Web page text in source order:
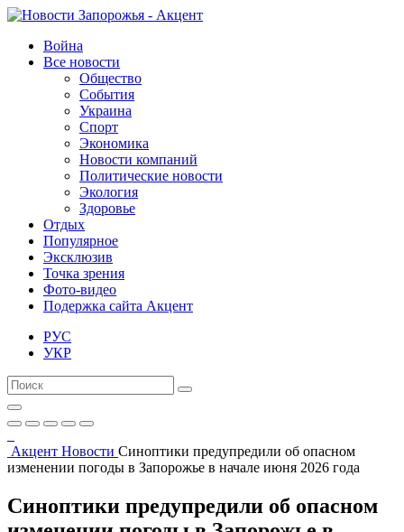
Война
Все новости
Общество
События
Украина
Спорт
Экономика
Новости компаний
Политические новости
Экология
Здоровье
Отдых
Популярное
Эксклюзив
Точка зрения
Фото-видео
Подержка сайта Акцент
РУС
УКР
Акцент Новости Синоптики предупредили об опасном
изменении погоды в Запорожье в начале июня 2026 года
Синоптики предупредили об опасном